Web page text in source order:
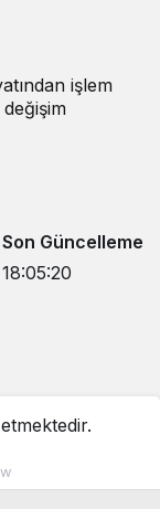
işlem
Son Güncelleme
18:05:20